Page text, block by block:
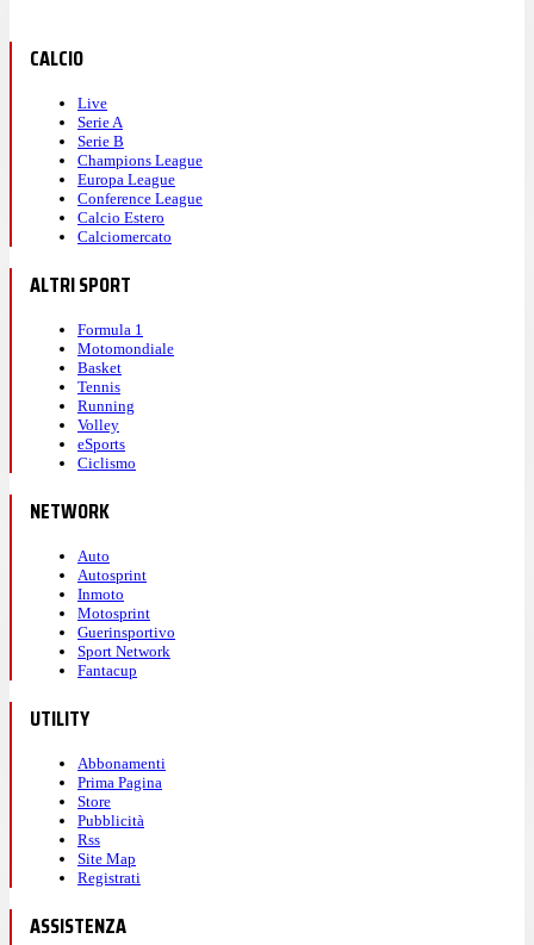
CALCIO
Live
Serie A
Serie B
Champions League
Europa League
Conference League
Calcio Estero
Calciomercato
ALTRI SPORT
Formula 1
Motomondiale
Basket
Tennis
Running
Volley
eSports
Ciclismo
NETWORK
Auto
Autosprint
Inmoto
Motosprint
Guerinsportivo
Sport Network
Fantacup
UTILITY
Abbonamenti
Prima Pagina
Store
Pubblicità
Rss
Site Map
Registrati
ASSISTENZA